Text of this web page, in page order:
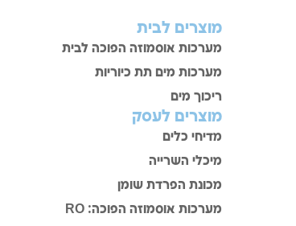
מוצרים לבית
מערכות אוסמוזה הפוכה לבית
מערכות מים תת כיוריות
ריכוך מים
מוצרים לעסק
מדיחי כלים
מיכלי השרייה
מכונת הפרדת שומן
מערכות אוסמוזה הפוכה: RO